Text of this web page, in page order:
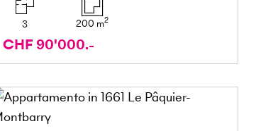
3 200 m2
CHF 90'000.-